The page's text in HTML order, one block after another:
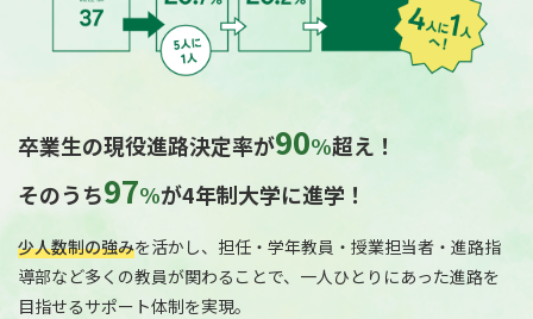
卒業生の現役進路決定率が90%超え！
そのうち97%が4年制大学に進学！
少人数制の強みを活かし、担任・学年教員・授業担当者・進路指
導部など多くの教員が関わることで、一人ひとりにあった進路を
目指せるサポート体制を実現。